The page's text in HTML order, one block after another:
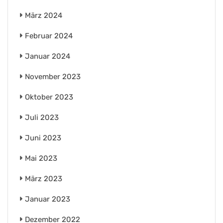
März 2024
Februar 2024
Januar 2024
November 2023
Oktober 2023
Juli 2023
Juni 2023
Mai 2023
März 2023
Januar 2023
Dezember 2022